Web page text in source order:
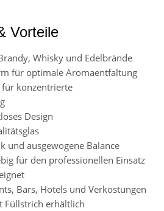
Vorteile
Whisky und Edelbrände
für optimale Aromaentfaltung
konzentrierte
Design
und ausgewogene Balance
für den professionellen Einsatz
Bars, Hotels und Verkostungen
Füllstrich erhältlich